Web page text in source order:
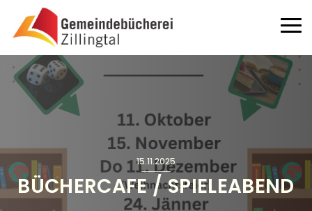
Direkt zum Inhalt
15.11.2025
BÜCHERCAFE / SPIELEABEND